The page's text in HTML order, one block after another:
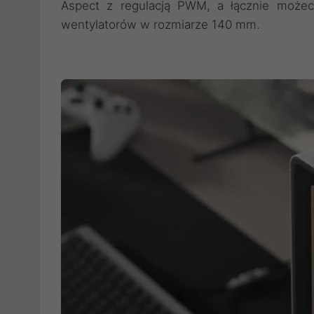
Aspect z regulacją PWM, a łącznie
wentylatorów w rozmiarze 140 mm.